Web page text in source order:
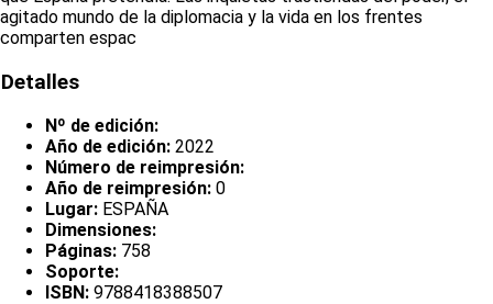
agitado mundo de la diplomacia y la vida en los frentes
comparten espac
Detalles
Nº de edición:
Año de edición: 2022
Número de reimpresión:
Año de reimpresión: 0
Lugar: ESPAÑA
Dimensiones:
Páginas: 758
Soporte:
ISBN: 9788418388507